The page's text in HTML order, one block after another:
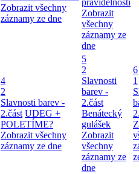
Zobrazit všechny
záznamy ze dne
pravidelnosti
Zobrazit
všechny
záznamy ze
dne
4
2
Slavnosti barev -
2.část UDEG +
POLETÍME?
Zobrazit všechny
záznamy ze dne
5
2
Slavnosti
barev -
2.část
Benátecký
gulášek
Zobrazit
všechny
záznamy ze
dne
6
1